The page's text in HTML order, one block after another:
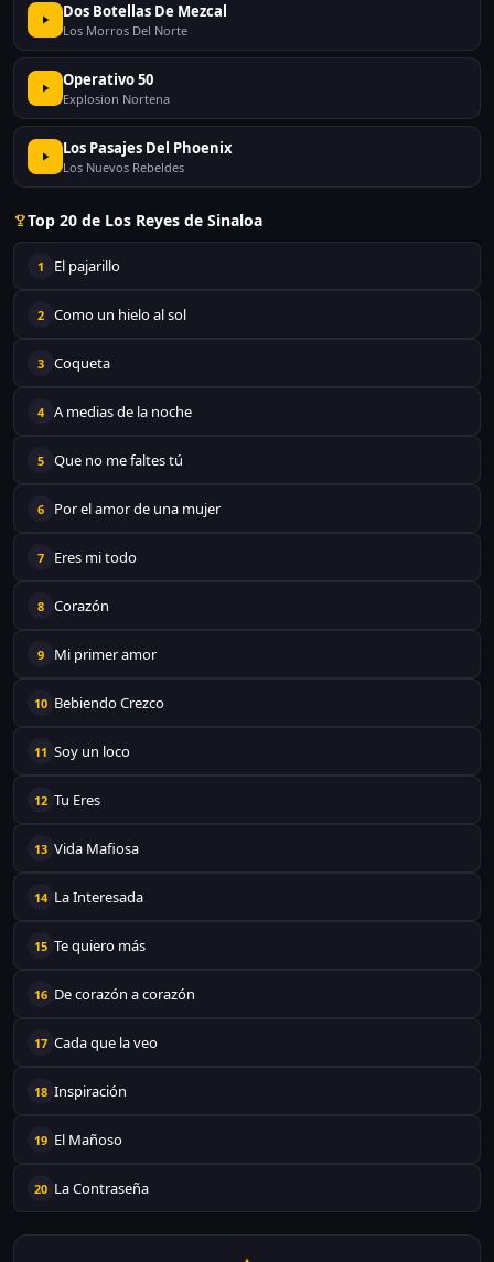
Dos Botellas De Mezcal
Los Morros Del Norte
Operativo 50
Explosion Nortena
Los Pasajes Del Phoenix
Los Nuevos Rebeldes
Top 20 de Los Reyes de Sinaloa
1 El pajarillo
2 Como un hielo al sol
3 Coqueta
4 A medias de la noche
5 Que no me faltes tú
6 Por el amor de una mujer
7 Eres mi todo
8 Corazón
9 Mi primer amor
10 Bebiendo Crezco
11 Soy un loco
12 Tu Eres
13 Vida Mafiosa
14 La Interesada
15 Te quiero más
16 De corazón a corazón
17 Cada que la veo
18 Inspiración
19 El Mañoso
20 La Contraseña